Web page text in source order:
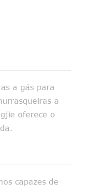
a gás para
a
oferece o
capazes de